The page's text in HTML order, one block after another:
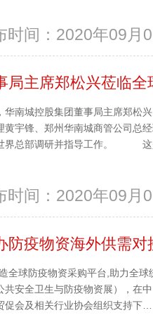
时间：2020年09月
局主席郑松兴莅临全
华南城控股集团董事局主席郑松
黄宇锋、郑州华南城商管公司总
界总部调研并指导工作。
时间：2020年09月
防疫物资海外供需对
全球防疫物资采购平台,助力全
共安全卫生与防疫物资展），在
促会及相关行业协会组织支持下